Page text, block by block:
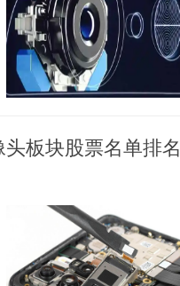
板块股票名单排名